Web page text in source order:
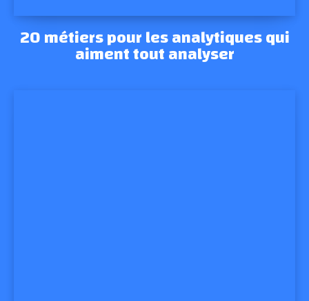
20 métiers pour les analytiques qui
aiment tout analyser